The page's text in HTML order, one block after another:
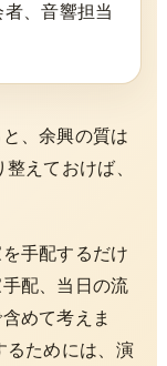
、音響担当
、余興の質は
えておけば、
手配するだけ
配、当日の流
めて考えま
るためには、演